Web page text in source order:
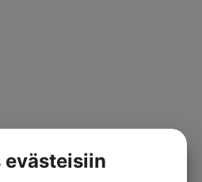
evästeisiin